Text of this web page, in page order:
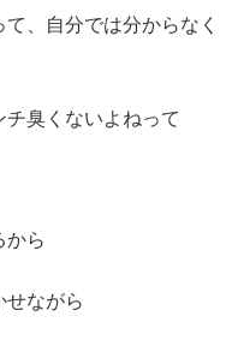
、自分では分からなく
臭くないよねって
から
せながら